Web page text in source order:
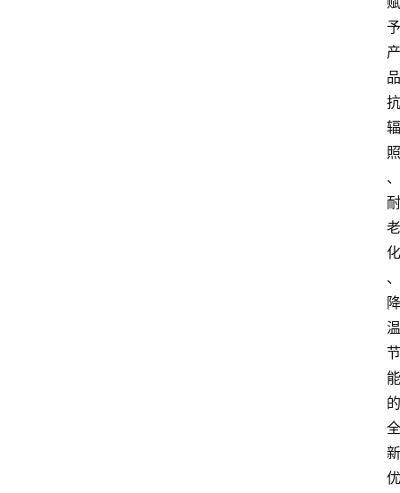
予
产
品
抗
辐
照
、
耐
老
化
、
降
温
节
能
的
全
新
优